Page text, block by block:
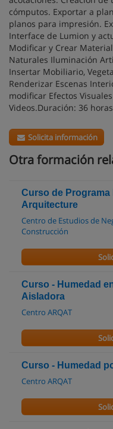
cómputos. Exportar a
planos para impresión.
Interface de Lumion y
Modificar y Crear
Naturales Iluminación
Insertar Mobiliario,
Renderizar Escenas
modificar Efectos
Videos.Duración: 36
Solicita información
Otra formación
Curso de
Arquitecture
Centro de Estudios de
Construcción
Curso - Humedad
Aisladora
Centro ARQAT
Curso - Humedad
Centro ARQAT